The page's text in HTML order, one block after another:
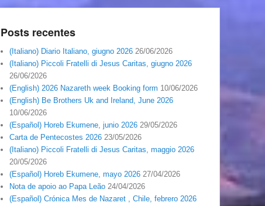
Posts recentes
(Italiano) Diario Italiano, giugno 2026 26/06/2026
(Italiano) Piccoli Fratelli di Jesus Caritas, giugno 2026
26/06/2026
(English) 2026 Nazareth week Booking form 10/06/2026
(English) Be Brothers Uk and Ireland, June 2026
10/06/2026
(Español) Horeb Ekumene, junio 2026 29/05/2026
Carta de Pentecostes 2026 23/05/2026
(Italiano) Piccoli Fratelli di Jesus Caritas, maggio 2026
20/05/2026
(Español) Horeb Ekumene, mayo 2026 27/04/2026
Nota de apoio ao Papa Leão 24/04/2026
(Español) Crónica Mes de Nazaret , Chile, febrero 2026